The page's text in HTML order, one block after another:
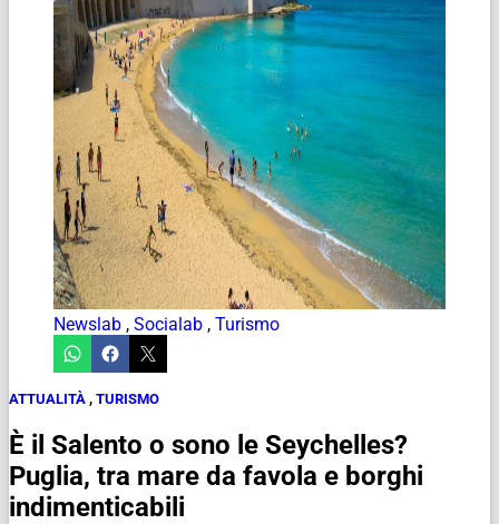
Newslab , Socialab , Turismo
ATTUALITÀ , TURISMO
È il Salento o sono le Seychelles?
Puglia, tra mare da favola e borghi
indimenticabili